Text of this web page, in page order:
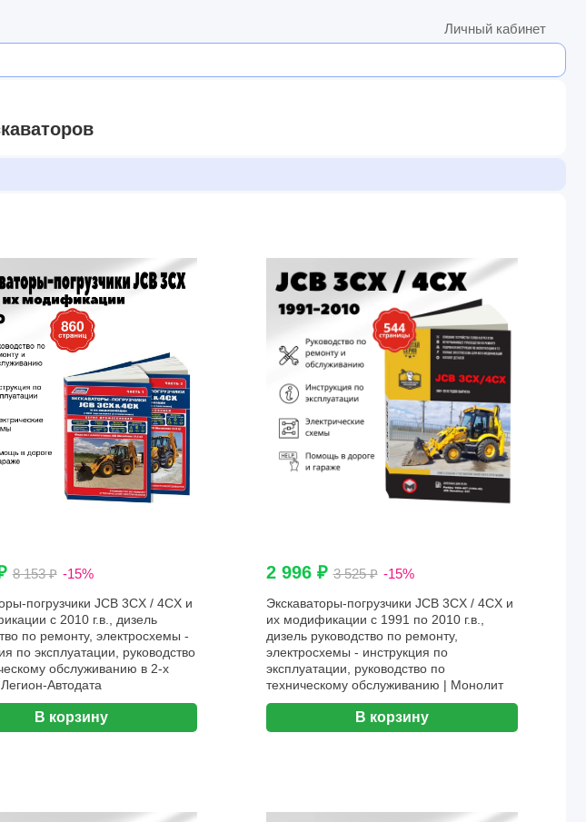
Личный кабинет
8 153 ₽ -15%
погрузчики JCB 3CX / 4CX и
с 2010 г.в., дизель
по ремонту, электросхемы -
по эксплуатации, руководство
обслуживанию в 2-х
Aвтодата
В корзину
2 996 ₽3 525 ₽ -15%
Экскаваторы-погрузчики JCB 3CX / 4CX и
их модификации с 1991 по 2010 г.в.,
дизель руководство по ремонту,
электросхемы - инструкция по
эксплуатации, руководство по
техническому обслуживанию | Монолит
В корзину